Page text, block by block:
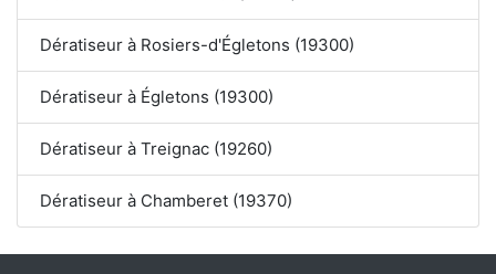
Dératiseur à Rosiers-d'Égletons (19300)
Dératiseur à Égletons (19300)
Dératiseur à Treignac (19260)
Dératiseur à Chamberet (19370)